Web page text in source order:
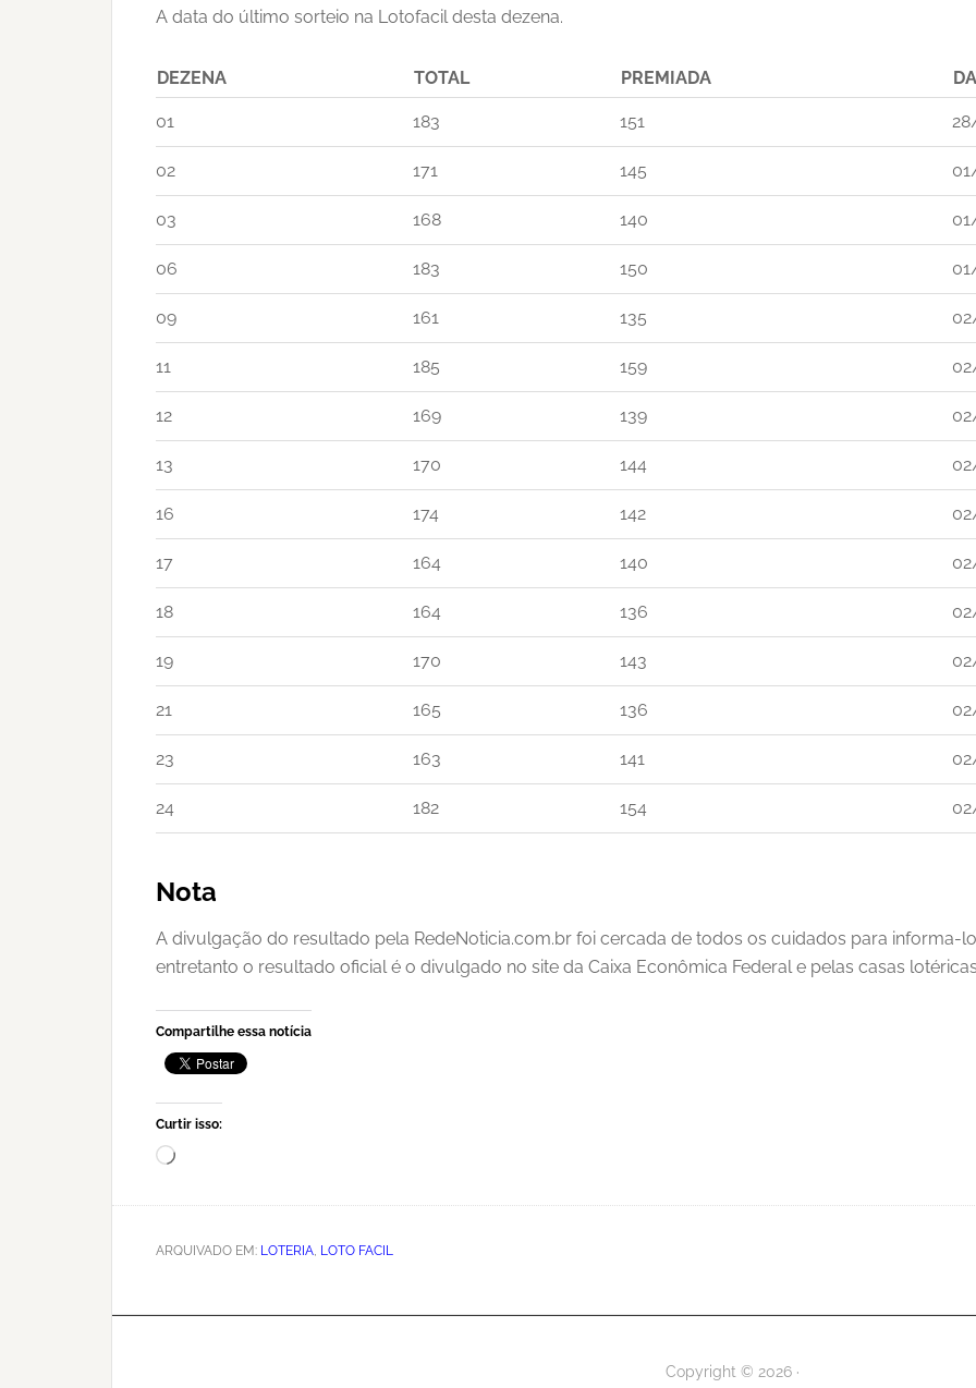
A data do último sorteio na Lotofacil desta dezena.
DEZENA TOTAL PREMIADA
01 183 151
02 171 145
03 168 140
06 183 150
09 161 135
11 185 159
12 169 139
13 170 144
16 174 142
17 164 140
18 164 136
19 170 143
21 165 136
23 163 141
24 182 154
Nota
A divulgação do resultado pela RedeNoticia.com.br foi cercada de todos os cuidados para informa-
entretanto o resultado oficial é o divulgado no site da Caixa Econômica Federal e pelas casas
Compartilhe essa notícia
Curtir isso:
Carregando...
ARQUIVADO EM: LOTERIA, LOTO FACIL
Copyright © 2026 ·